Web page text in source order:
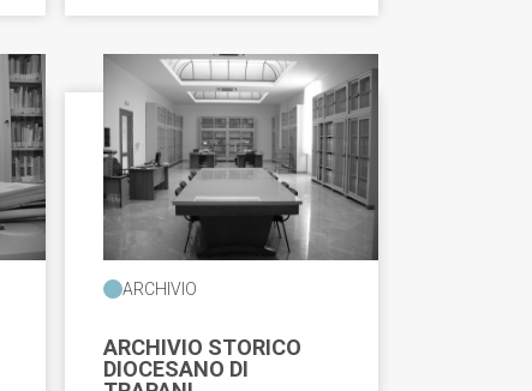
ARCHIVIO
ARCHIVIO STORICO
DIOCESANO DI